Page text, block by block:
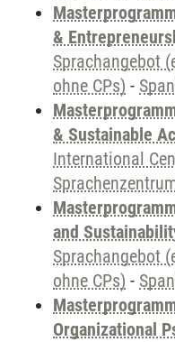
&
Sprachangebot
ohne CPs) -
& Sustainable
International
and
Sprachangebot
ohne CPs) -
Organizational